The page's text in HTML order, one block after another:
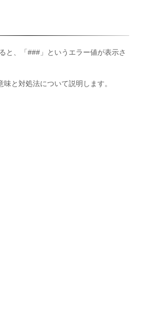
と、「###」というエラー値が表示さ
と対処法について説明します。